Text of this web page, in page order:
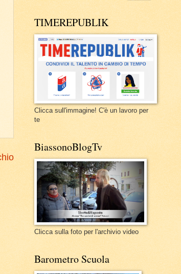
TIMEREPUBLIK
Clicca sull'immagine! C'è un lavoro per
te
BiassonoBlogTv
Clicca sulla foto per l'archivio video
Barometro Scuola